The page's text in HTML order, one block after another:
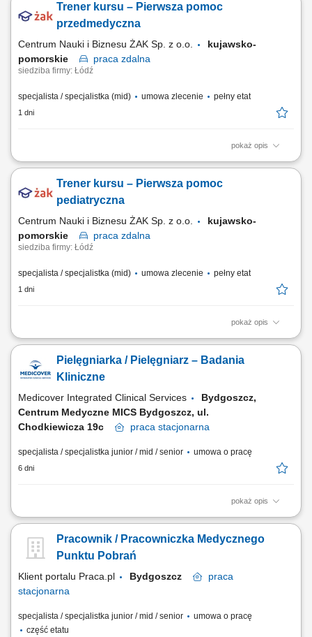
badawczego, prowadzenie dokumentacji medycznej, wykonywanie
procedur zgodnie z protokołem badania m.in.: pobór materiału do
Trener kursu – Pierwsza pomoc
przedmedyczna
Centrum Nauki i Biznesu ŻAK Sp. z o.o.
kujawsko-
pomorskie
praca zdalna
siedziba firmy: Łódź
specjalista / specjalistka (mid) umowa zlecenie pełny etat
1 dni
pokaż opis
Nazwa kursu: Pierwsza pomoc przedmedyczna Czas trwania: 8 godzin
Trener kursu – Pierwsza pomoc
pediatryczna
Centrum Nauki i Biznesu ŻAK Sp. z o.o.
kujawsko-
pomorskie
praca zdalna
siedziba firmy: Łódź
specjalista / specjalistka (mid) umowa zlecenie pełny etat
1 dni
pokaż opis
Nazwa kursu: Pierwsza pomoc pediatryczna Czas trwania: 6 godzin
Pielęgniarka / Pielęgniarz – Badania
Kliniczne
Medicover Integrated Clinical Services
Bydgoszcz,
Centrum Medyczne MICS Bydgoszcz, ul.
Chodkiewicza 19c
praca stacjonarna
specjalista / specjalistka junior / mid / senior umowa o pracę
6 dni
pokaż opis
Do zadań osoby zatrudnionej na tym stanowisku należeć będzie:
Prowadzenie i bieżąca aktualizacja dokumentacji medycznej zgodnie z
obowiązującymi procedurami. Wykonywanie procedur przewidzianych
Pracownik / Pracowniczka Medycznego
Punktu Pobrań
Klient portalu Praca.pl Bydgoszcz
praca
stacjonarna
specjalista / specjalistka junior / mid / senior
umowa o pracę
część etatu